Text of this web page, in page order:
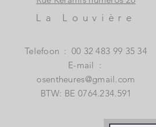
La Louvière
Telefoon : 00 32 483 99 35 34
E-mail :
osentheures@gmail.com
BTW: BE 0764.234.591